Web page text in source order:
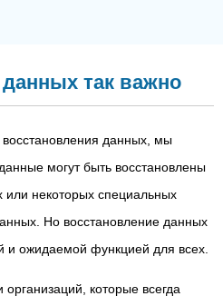
так важно
данных, мы
могут быть восстановлены
некоторых специальных
Но восстановление данных
и ожидаемой функцией для всех.
которые всегда